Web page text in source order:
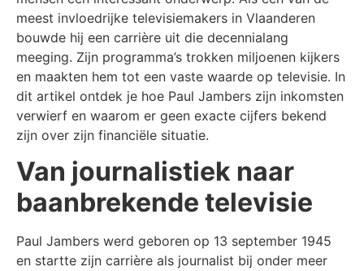
meest invloedrijke televisiemakers in Vlaanderen
bouwde hij een carrière uit die decennialang
meeging. Zijn programma’s trokken miljoenen kijkers
en maakten hem tot een vaste waarde op televisie. In
dit artikel ontdek je hoe Paul Jambers zijn inkomsten
verwierf en waarom er geen exacte cijfers bekend
zijn over zijn financiële situatie.
Van journalistiek naar
baanbrekende televisie
Paul Jambers werd geboren op 13 september 1945
en startte zijn carrière als journalist bij onder meer